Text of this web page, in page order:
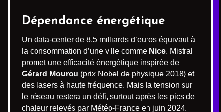
Dépendance énergétique
Un data-center de 8,5 milliards d’euros équivaut à
la consommation d’une ville comme Nice. Mistral
promet une efficacité énergétique inspirée de
Gérard Mourou (prix Nobel de physique 2018) et
des lasers à haute fréquence. Mais la tension sur
le réseau restera un défi, surtout après les pics de
chaleur relevés par Météo-France en juin 2024.